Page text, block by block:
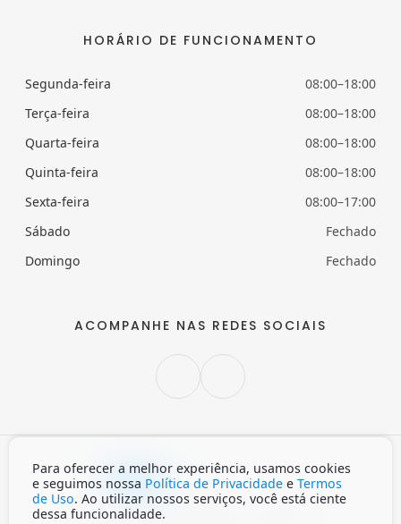
HORÁRIO DE FUNCIONAMENTO
Segunda-feira
08:00–18:00
Terça-feira
08:00–18:00
Quarta-feira
08:00–18:00
Quinta-feira
08:00–18:00
Sexta-feira
08:00–17:00
Sábado
Fechado
Domingo
Fechado
ACOMPANHE NAS REDES SOCIAIS
Claro Escuro Auto
Início Política de privacidade
Para oferecer a melhor experiência, usamos cookies
e seguimos nossa Política de Privacidade e Termos
de Uso. Ao utilizar nossos serviços, você está ciente
dessa funcionalidade.